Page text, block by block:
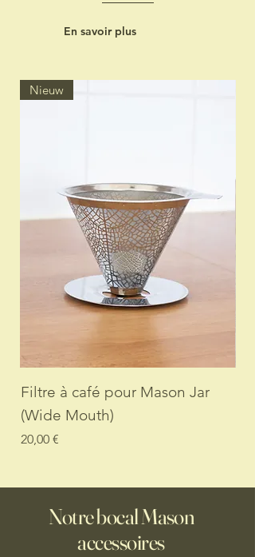
En savoir plus
Nieuw
Filtre à café pour Mason Jar
(Wide Mouth)
Prix
20,00 €
Notre bocal Mason
accessoires